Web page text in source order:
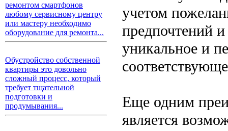
ремонтом смартфонов
любому сервисному центру
или мастеру необходимо
оборудование для ремонта...
Обустройство собственной
квартиры это довольно
сложный процесс, который
требует тщательной
подготовки и
продумывания...
учетом
предпочтений
уникальное и
Еще одним
является